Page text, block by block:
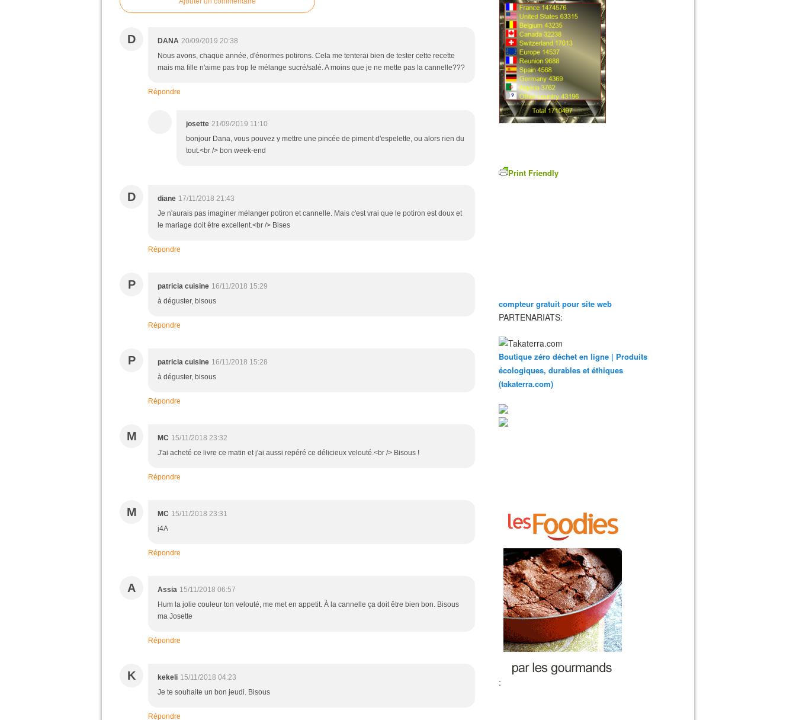
D DANA 20/09/2019 20:38
Nous avons, chaque année, d'énormes potirons. Cela me tenterai bien de tester cette recette
mais ma fille n'aime pas trop le mélange sucré/salé. A moins que je ne mette pas la cannelle???
Répondre
josette 21/09/2019 11:10
bonjour Dana, vous pouvez y mettre une pincée de piment d'espelette, ou alors rien du
tout.<br /> bon week-end
D diane 17/11/2018 21:43
Je n'aurais pas imaginer mélanger potiron et cannelle. Mais c'est vrai que le potiron est doux et
le mariage doit être excellent.<br /> Bises
Répondre
P patricia cuisine 16/11/2018 15:29
à déguster, bisous
Répondre
P patricia cuisine 16/11/2018 15:28
à déguster, bisous
Répondre
M MC 15/11/2018 23:32
J'ai acheté ce livre ce matin et j'ai aussi repéré ce délicieux velouté.<br /> Bisous !
Répondre
M MC 15/11/2018 23:31
j4A
Répondre
A Assia 15/11/2018 06:57
Hum la jolie couleur ton velouté, me met en appetit. À la cannelle ça doit être bien bon. Bisous
ma Josette
Répondre
K kekeli 15/11/2018 04:23
Je te souhaite un bon jeudi. Bisous
Répondre
Print Friendly
compteur gratuit pour site web
PARTENARIATS:
Boutique zéro déchet en ligne | Produits
écologiques, durables et éthiques
(takaterra.com)
: